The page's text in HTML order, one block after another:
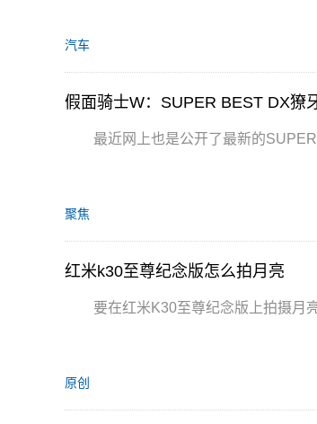
汽车
假面骑士W：SUPER BEST DX獠
最近网上也是公开了最新的
聚焦
红米k30至尊纪念版怎么拍月亮
要在红米K30至尊纪念版上拍摄月
原创